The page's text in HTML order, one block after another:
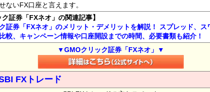
ないFX口座と言えます。
ク証券「FXネオ」の関連記事】
証券「FXネオ」のメリット・デメリットを解説！ スプレッド、ス
較、キャンペーン情報や口座開設までの時間、必要書類も紹介！
▼GMOクリック証券「FXネオ」▼
FXトレード